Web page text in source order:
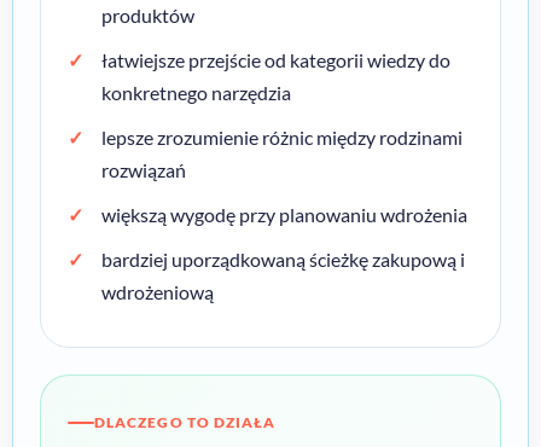
produktów
łatwiejsze przejście od kategorii wiedzy do
konkretnego narzędzia
lepsze zrozumienie różnic między rodzinami
rozwiązań
większą wygodę przy planowaniu wdrożenia
bardziej uporządkowaną ścieżkę zakupową i
wdrożeniową
DLACZEGO TO DZIAŁA